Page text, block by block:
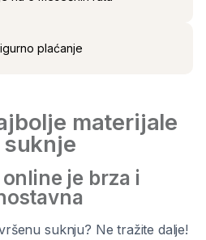
plaćanje
materijale
suknje
je brza i
suknju? Ne tražite dalje!